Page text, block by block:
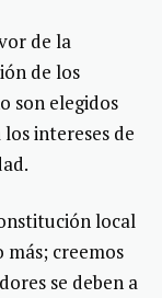
de la
de los
son elegidos
intereses de
local
creemos
se deben a